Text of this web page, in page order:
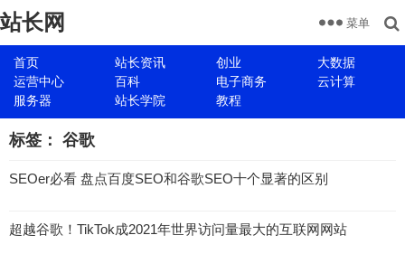
站长网
首页 站长资讯 创业
大数据
运营中心
百科 电子商务
云计算
服务器
站长学院 教程
菜单
标签： 谷歌
SEOer必看 盘点百度SEO和谷歌SEO十个显著的区别
超越谷歌！TikTok成2021年世界访问量最大的互联网网站